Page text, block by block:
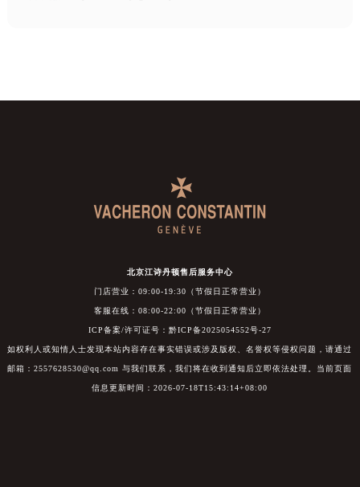
北京江诗丹顿售后服务中心
门店营业：09:00-19:30（节假日正常营业）
客服在线：08:00-22:00（节假日正常营业）
ICP备案/许可证号：黔ICP备2025054552号-27
如权利人或知情人士发现本站内容存在事实错误或涉及版权、名誉权等侵权问题，请通过
邮箱：2557628530@qq.com 与我们联系，我们将在收到通知后立即依法处理。当前页面
信息更新时间：2026-07-18T15:43:14+08:00